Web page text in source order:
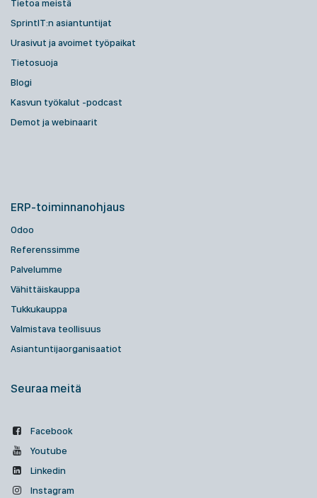
Tietoa meistä
SprintIT:n asiantuntijat
Urasivut ja avoimet työpaikat
Tietosuoja
Blogi
Kasvun työkalut -podcast
Demot ja webinaarit
ERP-toiminnanohjaus
Odoo
Referenssimme
Palvelumme
Vähittäiskauppa
Tukkukauppa
Valmistava teollisuus
Asiantuntijaorganisaatiot
Seuraa meitä
Facebook
Youtube
Linkedin
Instagram